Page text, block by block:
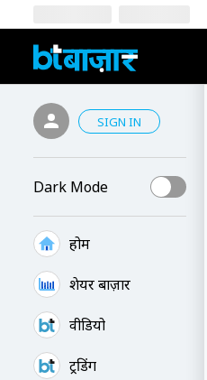
SIGN IN
Dark Mode
होम
शेयर बाज़ार
वीडियो
ट्रेंडिंग